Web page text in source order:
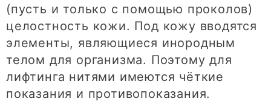
(пусть и только с помощью проколов)
целостность кожи. Под кожу вводятся
элементы, являющиеся инородным
телом для организма. Поэтому для
лифтинга нитями имеются чёткие
показания и противопоказания.